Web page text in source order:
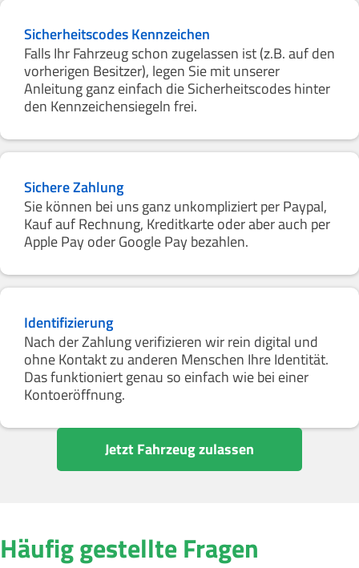
Sicherheitscodes Kennzeichen
Falls Ihr Fahrzeug schon zugelassen ist (z.B. auf den
vorherigen Besitzer), legen Sie mit unserer
Anleitung ganz einfach die Sicherheitscodes hinter
den Kennzeichensiegeln frei.
Sichere Zahlung
Sie können bei uns ganz unkompliziert per Paypal,
Kauf auf Rechnung, Kreditkarte oder aber auch per
Apple Pay oder Google Pay bezahlen.
Identifizierung
Nach der Zahlung verifizieren wir rein digital und
ohne Kontakt zu anderen Menschen Ihre Identität.
Das funktioniert genau so einfach wie bei einer
Kontoeröffnung.
Jetzt Fahrzeug zulassen
Häufig gestellte Fragen